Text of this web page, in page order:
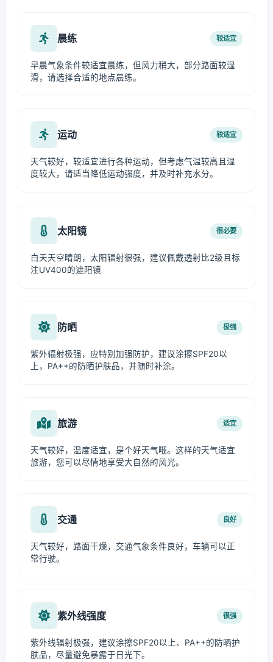
晨练 较适宜
早晨气象条件较适宜晨练，但风力稍大，部分路面较湿
滑，请选择合适的地点晨练。
运动 较适宜
天气较好，较适宜进行各种运动，但考虑气温较高且湿
度较大，请适当降低运动强度，并及时补充水分。
太阳镜 很必要
白天天空晴朗，太阳辐射很强，建议佩戴透射比2级且标
注UV400的遮阳镜
防晒 极强
紫外辐射极强，应特别加强防护，建议涂擦SPF20以
上，PA++的防晒护肤品，并随时补涂。
旅游 适宜
天气较好，温度适宜，是个好天气哦。这样的天气适宜
旅游，您可以尽情地享受大自然的风光。
交通 良好
天气较好，路面干燥，交通气象条件良好，车辆可以正
常行驶。
紫外线强度 很强
紫外线辐射极强，建议涂擦SPF20以上、PA++的防晒护
肤品，尽量避免暴露于日光下。